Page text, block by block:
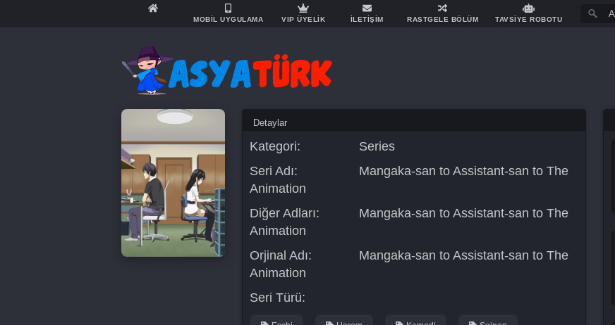
MOBİL UYGULAMA VIP ÜYELİK İLETİŞİM RASTGELE BÖLÜM TAVSİYE ROBOTU
Detaylar
Kategori:
Series
Seri Adı:
Mangaka-san to Assistant-san to The
Animation
Diğer Adları:
Mangaka-san to Assistant-san to The
Animation
Orjinal Adı:
Mangaka-san to Assistant-san to The
Animation
Seri Türü: